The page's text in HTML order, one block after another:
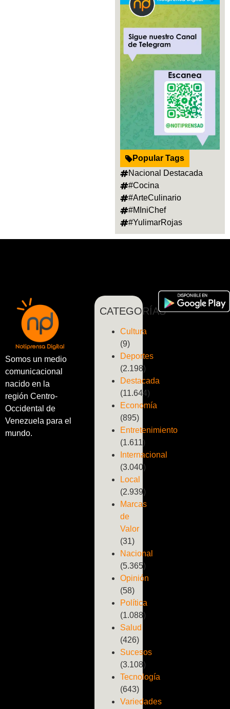
Popular Tags
Nacional Destacada
#Cocina
#ArteCulinario
#MIniChef
#YulimarRojas
Somos un medio
comunicacional
nacido en la
región Centro-
Occidental de
Venezuela para el
mundo.
CATEGORÍAS
Cultura
(9)
Deportes
(2.198)
Destacada
(11.644)
Economía
(895)
Entretenimiento
(1.611)
Internacional
(3.040)
Local
(2.939)
Marcas
de
Valor
(31)
Nacional
(5.365)
Opinión
(58)
Política
(1.088)
Salud
(426)
Sucesos
(3.108)
Tecnología
(643)
Variedades